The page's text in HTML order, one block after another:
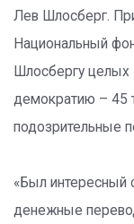
Лев Шлосберг.
Национальный
Шлосбергу целых
демократию – 45
подозрительные
«Был интересный
денежные